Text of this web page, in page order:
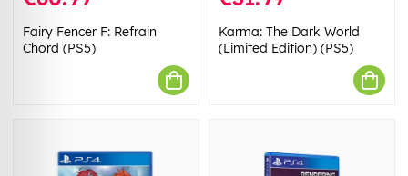
Fairy Fencer F: Refrain
Chord (PS5)
Karma: The Dark World
(Limited Edition) (PS5)